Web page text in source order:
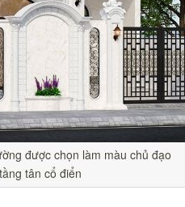
được chọn làm màu chủ đạo
tân cổ điển